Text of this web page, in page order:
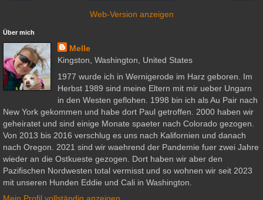
Web-Version anzeigen
Über mich
Melle
Kingston, Washington, United States
1977 wurde ich in Wernigerode im Harz geboren. Im
Herbst 1989 sind meine Eltern mit mir ueber Ungarn
in den Westen geflohen. 1998 bin ich als Au Pair nach
New York gekommen und habe dort Paul getroffen. 2000 haben wir
geheiratet und sind einige Monate spaeter nach Colorado gezogen.
Von 2013 bis 2016 verschlug es uns nach Kalifornien und danach
nach Oregon. 2021 sind wir waehrend der Pandemie fuer zwei Jahre
wieder an die Ostkueste gezogen. Dort haben wir aber den
Pazifischen Nordwesten total vermisst und so wohnen wir seit 2023
mit unseren Hunden Eddie und Cali in Washington.